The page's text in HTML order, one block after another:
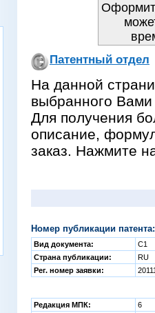
Патентный отдел
На данной
выбранного Вами
Для получения
описание,
заказ. Нажмите
Номер публикации
Вид документа:
C1
Страна публикации:
RU
Рег. номер заявки:
Редакция МПК:
6